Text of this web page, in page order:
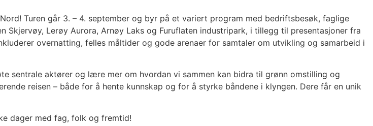
Turen går 3. – 4. september og byr på et variert program med bedriftsbesøk, faglige
Lerøy Aurora, Arnøy Laks og Furuflaten industripark, i tillegg til presentasjoner fra
overnatting, felles måltider og gode arenaer for samtaler om utvikling og samarbeid i
sentrale aktører og lære mer om hvordan vi sammen kan bidra til grønn omstilling og
reisen – både for å hente kunnskap og for å styrke båndene i klyngen. Dere får en unik
dager med fag, folk og fremtid!